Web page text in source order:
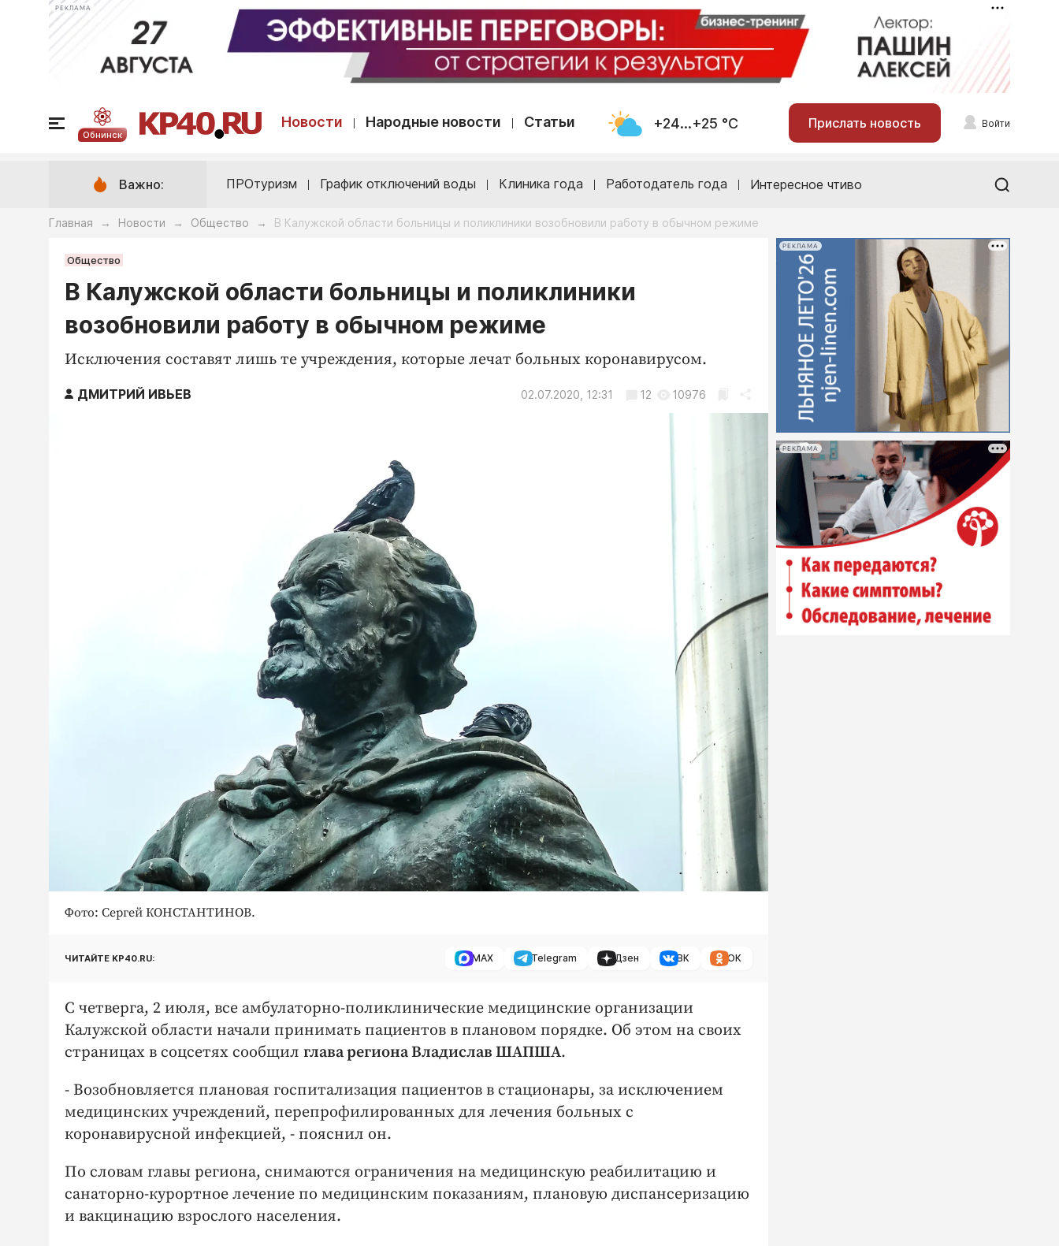
РЕКЛАМА
Обнинск
Новости Народные новости Статьи +24...+25 °С Прислать новость Войти
Важно: ПРОтуризм График отключений воды Клиника года Работодатель года Интересное чтиво
Главная → Новости → Общество → В Калужской области больницы и поликлиники возобновили работу в обычном режиме
Общество
В Калужской области больницы и поликлиники
возобновили работу в обычном режиме
Исключения составят лишь те учреждения, которые лечат больных коронавирусом.
ДМИТРИЙ ИВЬЕВ 02.07.2020, 12:31 12 10976
Фото: Сергей КОНСТАНТИНОВ.
ЧИТАЙТЕ KP40.RU: MAX Telegram Дзен ВК ОК
С четверга, 2 июля, все амбулаторно-поликлинические медицинские организации
Калужской области начали принимать пациентов в плановом порядке. Об этом на своих
страницах в соцсетях сообщил глава региона Владислав ШАПША.
- Возобновляется плановая госпитализация пациентов в стационары, за исключением
медицинских учреждений, перепрофилированных для лечения больных с
коронавирусной инфекцией, - пояснил он.
По словам главы региона, снимаются ограничения на медицинскую реабилитацию и
санаторно-курортное лечение по медицинским показаниям, плановую диспансеризацию
и вакцинацию взрослого населения.
РЕКЛАМА
РЕКЛАМА